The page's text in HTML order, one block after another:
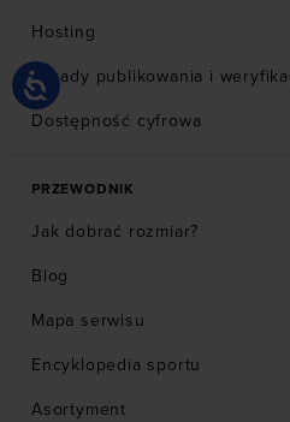
Hosting
Zasady publikowania i
Dostępność cyfrowa
PRZEWODNIK
Jak dobrać rozmiar?
Blog
Mapa serwisu
Encyklopedia sportu
Asortyment